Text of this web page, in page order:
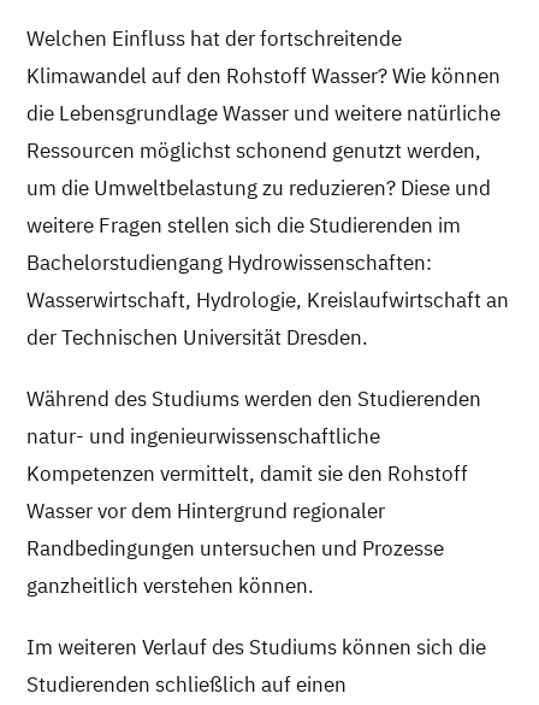
Welchen Einfluss hat der fortschreitende
Klimawandel auf den Rohstoff Wasser? Wie können
die Lebensgrundlage Wasser und weitere natürliche
Ressourcen möglichst schonend genutzt werden,
um die Umweltbelastung zu reduzieren? Diese und
weitere Fragen stellen sich die Studierenden im
Bachelorstudiengang Hydrowissenschaften:
Wasserwirtschaft, Hydrologie, Kreislaufwirtschaft an
der Technischen Universität Dresden.
Während des Studiums werden den Studierenden
natur- und ingenieurwissenschaftliche
Kompetenzen vermittelt, damit sie den Rohstoff
Wasser vor dem Hintergrund regionaler
Randbedingungen untersuchen und Prozesse
ganzheitlich verstehen können.
Im weiteren Verlauf des Studiums können sich die
Studierenden schließlich auf einen